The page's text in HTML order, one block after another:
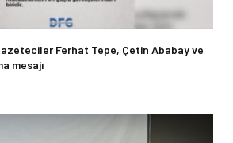
Ferhat Tepe, Çetin Ababay ve
mesajı